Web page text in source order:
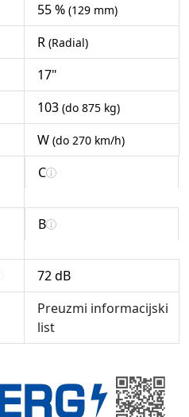
55 % (129 mm)
R (Radial)
17"
103 (do 875 kg)
W (do 270 km/h)
C
B
72 dB
Preuzmi informacijski
list